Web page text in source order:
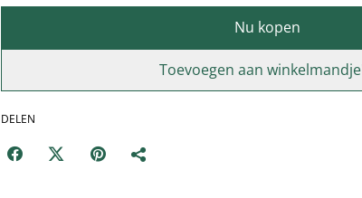
Nu kopen
Toevoegen aan winkelmandje
DELEN